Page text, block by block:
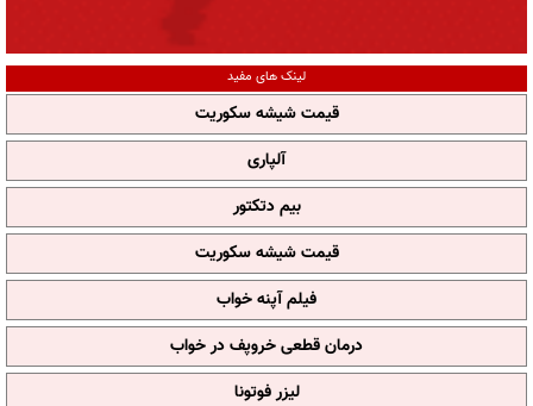
لینک های مفید
قیمت شیشه سکوریت
آلپاری
بیم دتکتور
قیمت شیشه سکوریت
فیلم آپنه خواب
درمان قطعی خروپف در خواب
لیزر فوتونا